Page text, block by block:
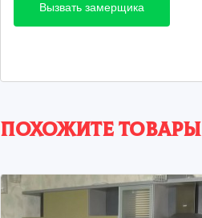
Вызвать замерщика
Похожите товары